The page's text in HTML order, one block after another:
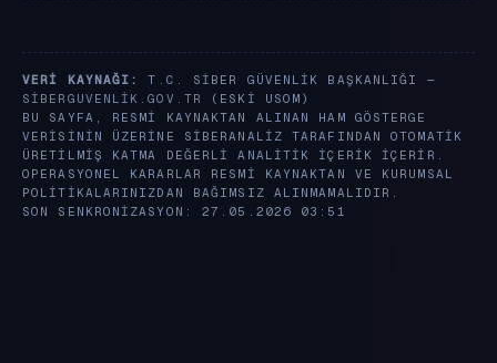
VERI KAYNAĞI:
T.C. SIBER GÜVENLIK BAŞKANLIĞI —
SIBERGUVENLIK.GOV.TR
(ESKI USOM)
BU SAYFA, RESMI KAYNAKTAN ALINAN HAM GÖSTERGE
VERISININ ÜZERINE SIBERANALIZ TARAFINDAN OTOMATIK
ÜRETILMIŞ KATMA DEĞERLI ANALITIK IÇERIK IÇERIR.
OPERASYONEL KARARLAR RESMI KAYNAKTAN VE KURUMSAL
POLITIKALARINIZDAN BAĞIMSIZ ALINMAMALIDIR.
SON SENKRONIZASYON: 27.05.2026 03:51